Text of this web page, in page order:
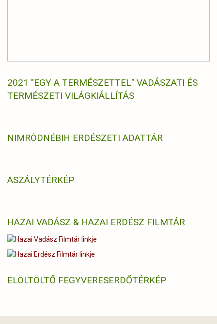
2021 "EGY A TERMÉSZETTEL" VADÁSZATI ÉS
TERMÉSZETI VILÁGKIÁLLÍTÁS
NIMRÓDNÉBIH ERDÉSZETI ADATTÁR
ASZÁLYTÉRKÉP
HAZAI VADÁSZ & HAZAI ERDÉSZ FILMTÁR
ELÖLTÖLTŐ FEGYVERESERDŐTÉRKÉP